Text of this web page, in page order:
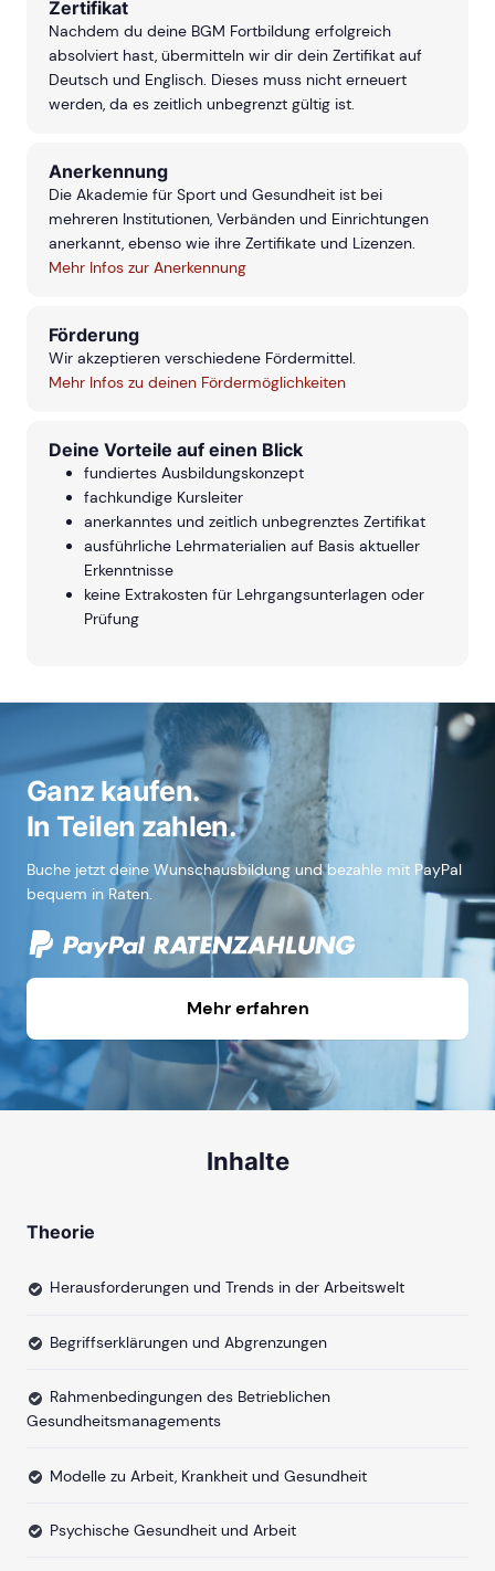
Zertifikat
Nachdem du deine BGM Fortbildung erfolgreich
absolviert hast, übermitteln wir dir dein Zertifikat auf
Deutsch und Englisch. Dieses muss nicht erneuert
werden, da es zeitlich unbegrenzt gültig ist.
Anerkennung
Die Akademie für Sport und Gesundheit ist bei
mehreren Institutionen, Verbänden und Einrichtungen
anerkannt, ebenso wie ihre Zertifikate und Lizenzen.
Mehr Infos zur Anerkennung
Förderung
Wir akzeptieren verschiedene Fördermittel.
Mehr Infos zu deinen Fördermöglichkeiten
Deine Vorteile auf einen Blick
fundiertes Ausbildungskonzept
fachkundige Kursleiter
anerkanntes und zeitlich unbegrenztes Zertifikat
ausführliche Lehrmaterialien auf Basis aktueller
Erkenntnisse
keine Extrakosten für Lehrgangsunterlagen oder
Prüfung
Ganz kaufen.
In Teilen zahlen.
Buche jetzt deine Wunschausbildung und bezahle mit PayPal
bequem in Raten.
Mehr erfahren
Inhalte
Theorie
Herausforderungen und Trends in der Arbeitswelt
Begriffserklärungen und Abgrenzungen
Rahmenbedingungen des Betrieblichen
Gesundheitsmanagements
Modelle zu Arbeit, Krankheit und Gesundheit
Psychische Gesundheit und Arbeit